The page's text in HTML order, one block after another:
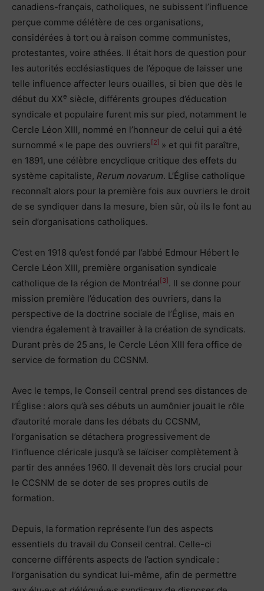
canadiens-français, catholiques, ne subissent l’influence
perçue comme délétère de ces organisations,
considérées à tort ou à raison comme communistes,
protestantes, voire athées. Il était hors de question pour
les autorités ecclésiastiques de l’époque de laisser une
telle influence affecter leurs ouailles, si bien que dès le
début du XXe siècle, différents groupes d’éducation
syndicale et populaire furent mis sur pied, notamment le
Cercle Léon XIII, nommé en l’honneur de celui qui a été
surnommé « le pape des ouvriers [2] » et qui fit paraître,
en 1891, une célèbre encyclique critique des effets du
système capitaliste, Rerum novarum. L’Église catholique
reconnaît alors pour la première fois aux ouvriers le droit
de se syndiquer dans la mesure, bien sûr, où ils le font au
sein d’organisations catholiques.
C’est en 1918 qu’est fondé par l’abbé Edmour Hébert le
Cercle Léon XIII, première organisation syndicale
catholique de la région de Montréal [3] . Il se donne pour
mission première l’éducation des ouvriers, dans la
perspective de la doctrine sociale de l’Église, mais en
viendra également à travailler à la création de syndicats.
Durant près de 25 ans, le Cercle Léon XIII fera office de
service de formation du CCSNM.
Avec le temps, le Conseil central prend ses distances de
l’Église : alors qu’à ses débuts un aumônier jouait le rôle
d’autorité morale dans les débats du CCSNM,
l’organisation se détachera progressivement de
l’influence cléricale jusqu’à se laïciser complètement à
partir des années 1960. Il devenait dès lors crucial pour
le CCSNM de se doter de ses propres outils de
formation.
Depuis, la formation représente l’un des aspects
essentiels du travail du Conseil central. Celle-ci
concerne différents aspects de l’action syndicale :
l’organisation du syndicat lui-même, afin de permettre